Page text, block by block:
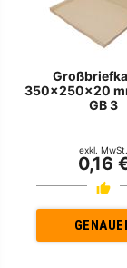
350x250x20
GB 3
exkl. MwSt.
0,16